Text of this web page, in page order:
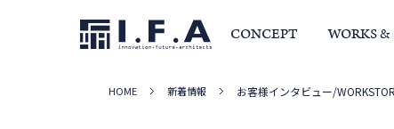
CONCEPT WORKS &
事例集
サービス・家づくりの流れ 室長か
HOME 新着情報 お客様インタビュー/